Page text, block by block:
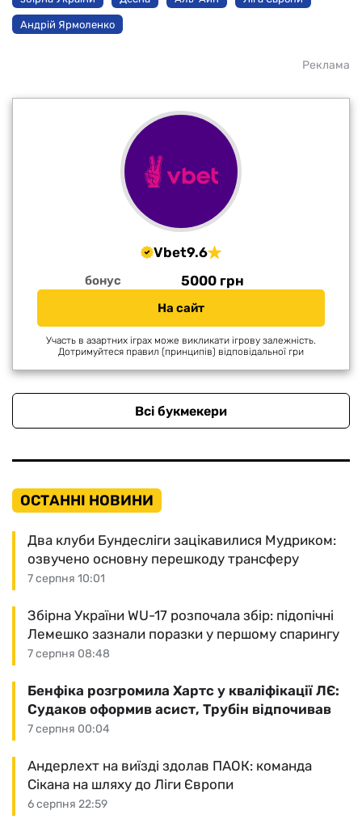
Андрій Ярмоленко
Реклама
Vbet9.6
бонус 5000 грн
На сайт
Участь в азартних іграх може викликати ігрову залежність.
Дотримуйтеся правил (принципів) відповідальної гри
Всі букмекери
ОСТАННІ НОВИНИ
7 серпня 10:01
Два клуби Бундесліги зацікавилися Мудриком:
озвучено основну перешкоду трансферу
7 серпня 08:48
Збірна України WU-17 розпочала збір: підопічні
Лемешко зазнали поразки у першому спарингу
7 серпня 00:04
Бенфіка розгромила Хартс у кваліфікації ЛЄ:
Судаков оформив асист, Трубін відпочивав
6 серпня 22:59
Андерлехт на виїзді здолав ПАОК: команда
Сікана на шляху до Ліги Європи